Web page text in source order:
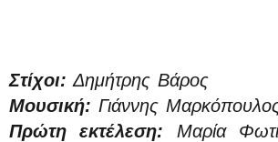
Στίχοι: Δημήτρης Βάρος
Μουσική: Γιάννης
Πρώτη εκτέλεση: Μαρία